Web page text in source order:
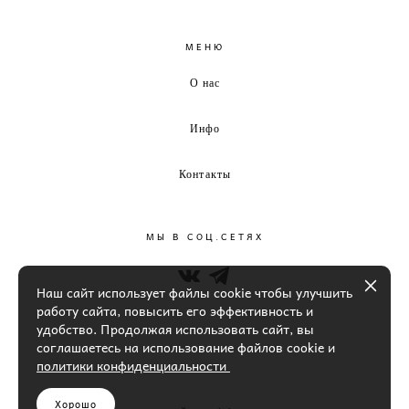
МЕНЮ
О нас
Инфо
Контакты
МЫ В СОЦ.СЕТЯХ
Наш сайт использует файлы cookie чтобы улучшить
работу сайта, повысить его эффективность и
удобство. Продолжая использовать сайт, вы
соглашаетесь на использование файлов cookie и
политики конфиденциальности
Хорошо